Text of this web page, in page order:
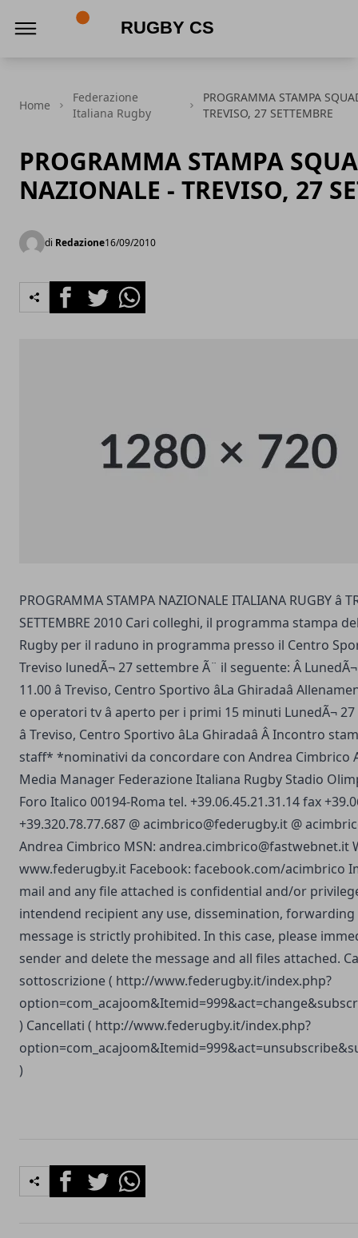
Home
Federazione
Italiana Rugby
PROGRAMMA STAMPA
TREVISO, 27 SETTEMBRE
PROGRAMMA STAMPA
NAZIONALE - TREVISO, 27
di Redazione16/09/2010
FacebookTwitterWhatsapp
PROGRAMMA STAMPA NAZIONALE ITALIANA RUGBY â
SETTEMBRE 2010 Cari colleghi, il programma stampa
Rugby per il raduno in programma presso il Centro
Treviso lunedÃ¬ 27 settembre Ã¨ il seguente: Â
11.00 â Treviso, Centro Sportivo âLa Ghiradaâ
e operatori tv â aperto per i primi 15 minuti LunedÃ¬
â Treviso, Centro Sportivo âLa Ghiradaâ Â Incontro
staff* *nominativi da concordare con Andrea Cimbrico
Media Manager Federazione Italiana Rugby Stadio
Foro Italico 00194-Roma tel. +39.06.45.21.31.14 fax
+39.320.78.77.687 @acimbrico@federugby.it @
Andrea Cimbrico MSN: andrea.cimbrico@fastwebnet.it
www.federugby.it Facebook: facebook.com/acimbrico
mail and any file attached is confidential and/or
intendend recipient any use, dissemination,
message is strictly prohibited. In this case, please
sender and delete the message and all files attached.
sottoscrizione ( http://www.federugby.it/index.php?
) Cancellati ( http://www.federugby.it/index.php?
)
FacebookTwitterWhatsapp